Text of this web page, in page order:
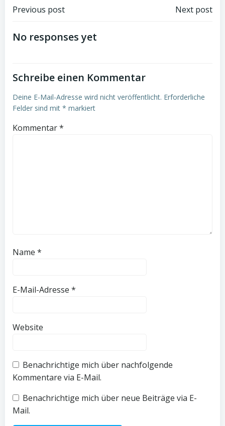
Post
navigation
Previous post Next post
No responses yet
Schreibe einen Kommentar
Deine E-Mail-Adresse wird nicht veröffentlicht. Erforderliche
Felder sind mit * markiert
Kommentar*
Name *
E-Mail-Adresse *
Website
Benachrichtige mich über nachfolgende
Kommentare via E-Mail.
Benachrichtige mich über neue Beiträge via E-
Mail.